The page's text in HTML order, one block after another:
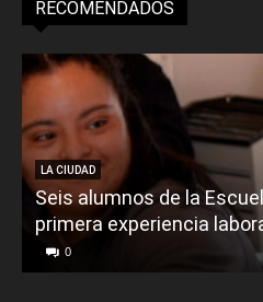
RECOMENDADOS
LA CIUDAD
Seis alumnos de la
primera experiencia
0